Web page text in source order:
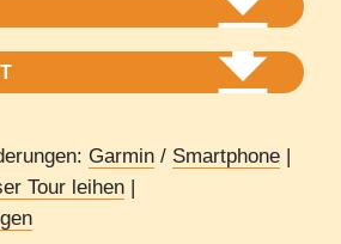
Garmin / Smartphone
Tour leihen